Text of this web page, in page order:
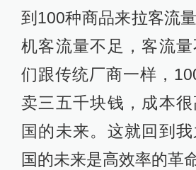
到100种商品来拉客流
机客流量不足，客流
们跟传统厂商一样，
卖三五千块钱，成本
国的未来。这就回到
国的未来是高效率的革命